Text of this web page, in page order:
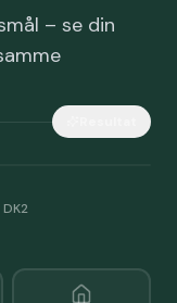
– se din
DK2